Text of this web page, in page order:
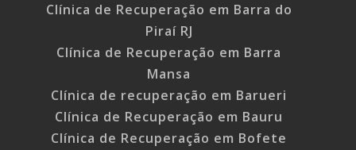
Clínica de Recuperação em Barra do
Piraí RJ
Clínica de Recuperação em Barra
Mansa
Clínica de recuperação em Barueri
Clínica de Recuperação em Bauru
Clínica de Recuperação em Bofete